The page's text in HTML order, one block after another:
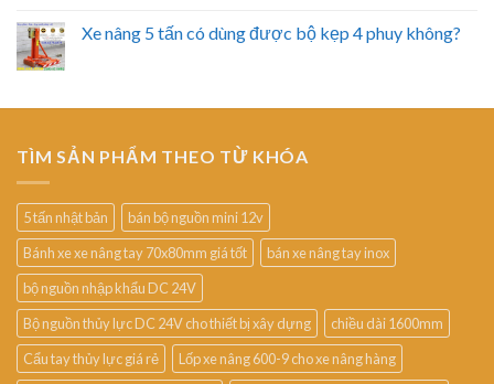
Xe nâng 5 tấn có dùng được bộ kẹp 4 phuy không?
TÌM SẢN PHẨM THEO TỪ KHÓA
5 tấn nhật bản
bán bộ nguồn mini 12v
Bánh xe xe nâng tay 70x80mm giá tốt
bán xe nâng tay inox
bộ nguồn nhập khẩu DC 24V
Bộ nguồn thủy lực DC 24V cho thiết bị xây dựng
chiều dài 1600mm
Cẩu tay thủy lực giá rẻ
Lốp xe nâng 600-9 cho xe nâng hàng